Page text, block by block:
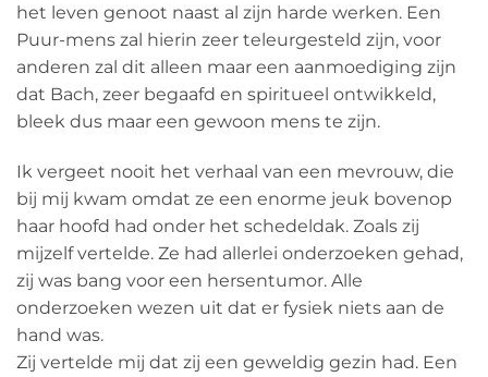
het leven genoot naast al zijn harde werken. Een
Puur-mens zal hierin zeer teleurgesteld zijn, voor
anderen zal dit alleen maar een aanmoediging zijn
dat Bach, zeer begaafd en spiritueel ontwikkeld,
bleek dus maar een gewoon mens te zijn.
Ik vergeet nooit het verhaal van een mevrouw, die
bij mij kwam omdat ze een enorme jeuk bovenop
haar hoofd had onder het schedeldak. Zoals zij
mijzelf vertelde. Ze had allerlei onderzoeken gehad,
zij was bang voor een hersentumor. Alle
onderzoeken wezen uit dat er fysiek niets aan de
hand was.
Zij vertelde mij dat zij een geweldig gezin had. Een